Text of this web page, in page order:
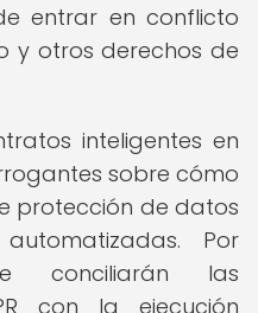
entrar en conflicto
y otros derechos de
inteligentes en
sobre cómo
protección de datos
Por
conciliarán las
con la ejecución